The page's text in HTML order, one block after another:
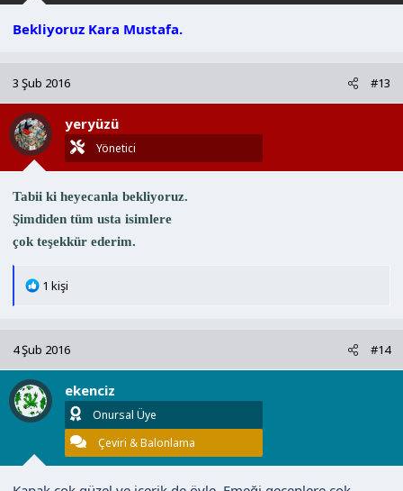
Bekliyoruz Kara Mustafa.
3 Şub 2016 #13
yeryüzü
Yönetici
Tabii ki heyecanla bekliyoruz.
Şimdiden tüm usta isimlere
çok teşekkür ederim.
T
l
e
r
1 kişi
4 Şub 2016 #14
ekenciz
Onursal Üye
Çeviri & Balonlama